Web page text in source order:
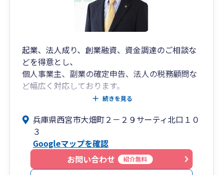
ん。どうぞお気軽にご相談ください。
起業、法人成り、創業融資、資金調達のご相談な
どを得意とし、
個人事業主、副業の確定申告、法人の税務顧問な
ど幅広く対応しております。
ご相談内容を詳しくお話をお聞きし、親身にアド
続きを見る
兵庫県西宮市大畑町２－２９サーティ北口１０
３
Googleマップを確認
お問い合わせ
紹介無料